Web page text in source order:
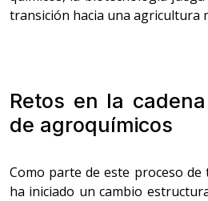
transición hacia una agricultura
Retos en la
de agroquímicos
Como parte de este proceso
ha iniciado un cambio